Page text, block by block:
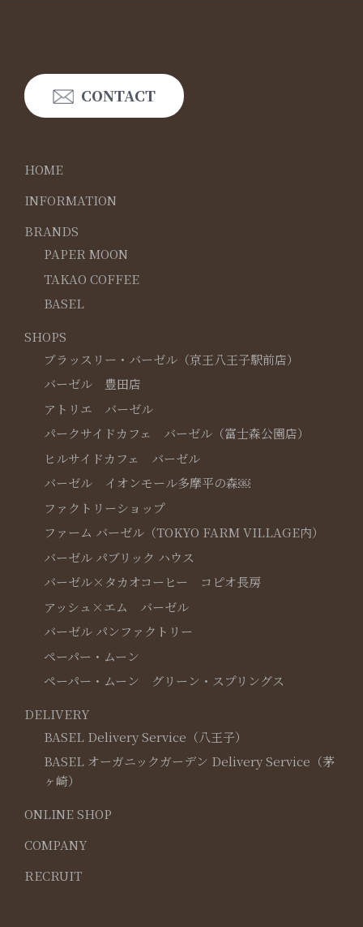
CONTACT
HOME
INFORMATION
BRANDS
PAPER MOON
TAKAO COFFEE
BASEL
SHOPS
ブラッスリー・バーゼル（京王八王子駅前店）
バーゼル 豊田店
アトリエ バーゼル
パークサイドカフェ バーゼル（富士森公園店）
ヒルサイドカフェ バーゼル
バーゼル イオンモール多摩平の森￼
ファクトリーショップ
ファーム バーゼル（TOKYO FARM VILLAGE内）
バーゼル パブリック ハウス
バーゼル×タカオコーヒー コピオ長房
アッシュ×エム バーゼル
バーゼル パンファクトリー
ペーパー・ムーン
ペーパー・ムーン グリーン・スプリングス
DELIVERY
BASEL Delivery Service（八王子）
BASEL オーガニックガーデン Delivery Service（茅
ヶ崎）
ONLINE SHOP
COMPANY
RECRUIT